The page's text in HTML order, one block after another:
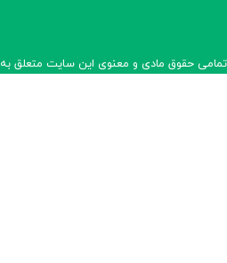
تمامی حقوق مادی و معنوی این سایت متعلق به